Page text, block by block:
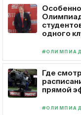
одного
Где
прямой